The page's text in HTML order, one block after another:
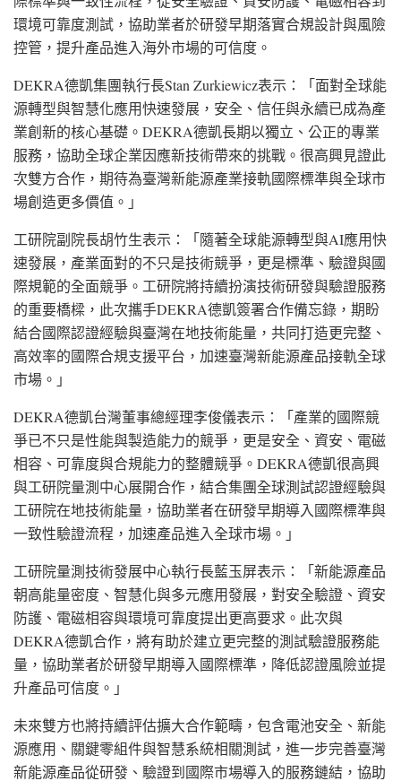
環境可靠度測試，協助業者於研發早期落實合規設計與風險
控管，提升產品進入海外市場的可信度。
DEKRA德凱集團執行長StanZurkiewicz表示 ：「面對全球能
源轉型與智慧化應用快速發展，安全、信任與永續已成為產
業創新的核心基礎。DEKRA德凱長期以獨立、公正的專業
服務，協助全球企業因應新技術帶來的挑戰。很高興見證此
次雙方合作，期待為臺灣新能源產業接軌國際標準與全球市
場創造更多價值。」
工研院副院長胡竹生表示：「隨著全球能源轉型與AI應用快
速發展，產業面對的不只是技術競爭，更是標準、驗證與國
際規範的全面競爭。工研院將持續扮演技術研發與驗證服務
的重要橋樑，此次攜手DEKRA德凱簽署合作備忘錄，期盼
結合國際認證經驗與臺灣在地技術能量，共同打造更完整、
高效率的國際合規支援平台，加速臺灣新能源產品接軌全球
市場 。」
DEKRA德凱台灣董事總經理李俊儀表示：「產業的國際競
爭已不只是性能與製造能力的競爭，更是安全、資安、電磁
相容、可靠度與合規能力的整體競爭。DEKRA德凱很高興
與工研院量測中心展開合作，結合集團全球測試認證經驗與
工研院在地技術能量，協助業者在研發早期導入國際標準與
一致性驗證流程，加速產品進入全球市場。」
工研院量測技術發展中心執行長藍玉屏表示：「新能源產品
朝高能量密度、智慧化與多元應用發展，對安全驗證、資安
防護、電磁相容與環境可靠度提出更高要求。此次與
DEKRA德凱合作，將有助於建立更完整的測試驗證服務能
量，協助業者於研發早期導入國際標準，降低認證風險並提
升產品可信度。」
未來雙方也將持續評估擴大合作範疇，包含電池安全、新能
源應用、關鍵零組件與智慧系統相關測試，進一步完善臺灣
新能源產品從研發、驗證到國際市場導入的服務鏈結，協助